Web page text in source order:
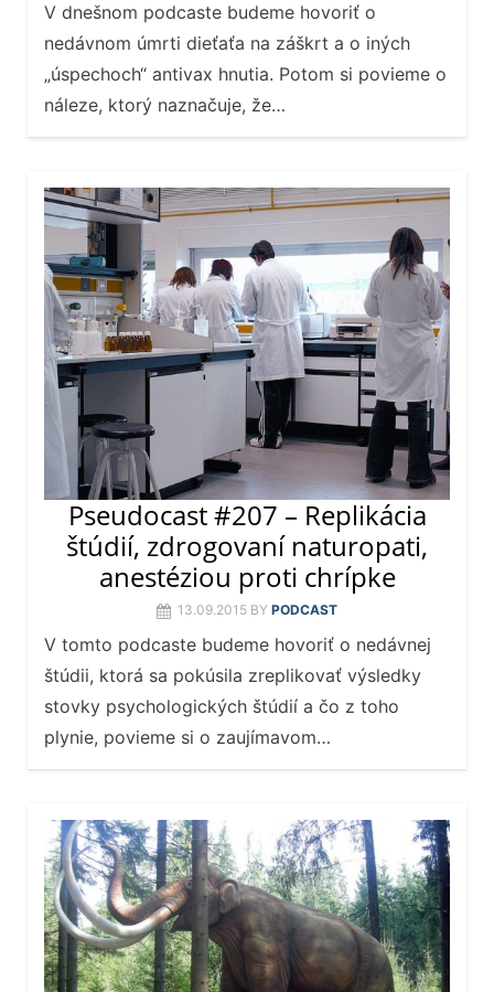
V dnešnom podcaste budeme hovoriť o
nedávnom úmrti dieťaťa na záškrt a o iných
„úspechoch“ antivax hnutia. Potom si povieme o
náleze, ktorý naznačuje, že…
Pseudocast #207 – Replikácia
štúdií, zdrogovaní naturopati,
anestéziou proti chrípke
13.09.2015 BY PODCAST
V tomto podcaste budeme hovoriť o nedávnej
štúdii, ktorá sa pokúsila zreplikovať výsledky
stovky psychologických štúdií a čo z toho
plynie, povieme si o zaujímavom…